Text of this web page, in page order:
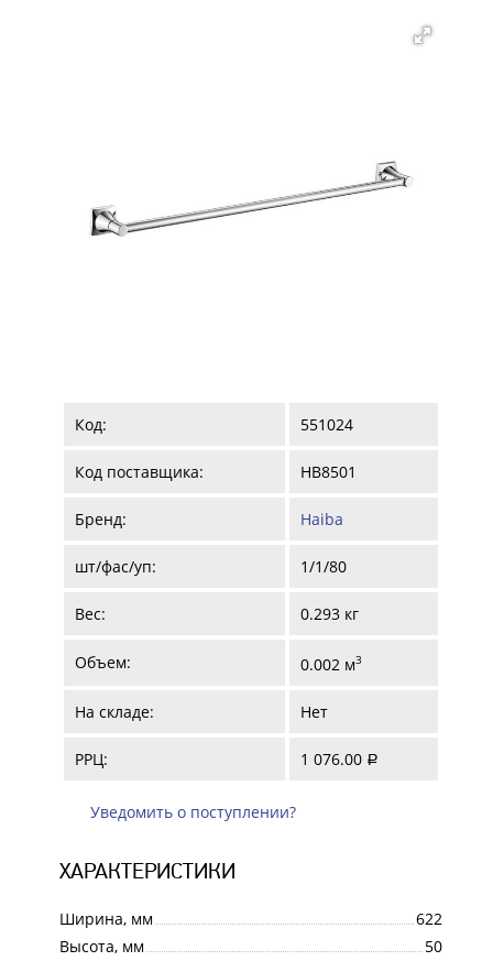
Код: 551024
Код поставщика: HB8501
Бренд: Haiba
шт/фас/уп: 1/1/80
Вес: 0.293 кг
Объем: 0.002 м3
На складе: Нет
РРЦ: 1 076.00 a
Уведомить о поступлении?
ХАРАКТЕРИСТИКИ
Ширина, мм
622
Высота, мм
50